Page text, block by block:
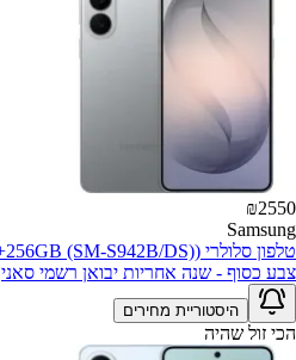
₪2550
Samsung
צבע כסוף - שנה אחריות יבואן רשמי סאני
היסטוריית מחירים
הכי זול שהיה